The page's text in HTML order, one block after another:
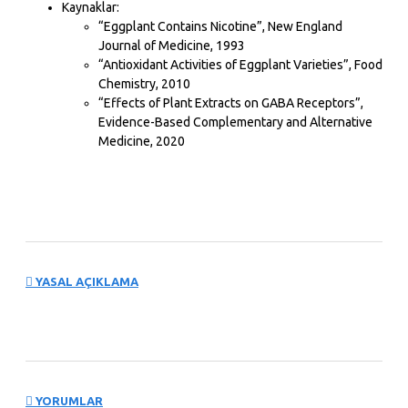
Kaynaklar:
“Eggplant Contains Nicotine”, New England
Journal of Medicine, 1993
“Antioxidant Activities of Eggplant Varieties”, Food
Chemistry, 2010
“Effects of Plant Extracts on GABA Receptors”,
Evidence-Based Complementary and Alternative
Medicine, 2020
YASAL AÇIKLAMA
YORUMLAR